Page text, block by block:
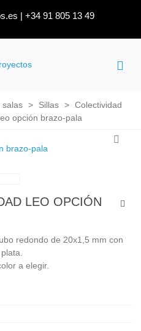
| +34 91 805 13 49
salas > Sillas > Colectividad
opción brazo-pala
LEO OPCIÓN
redondo de 20x1,5 mm con
a elegir.